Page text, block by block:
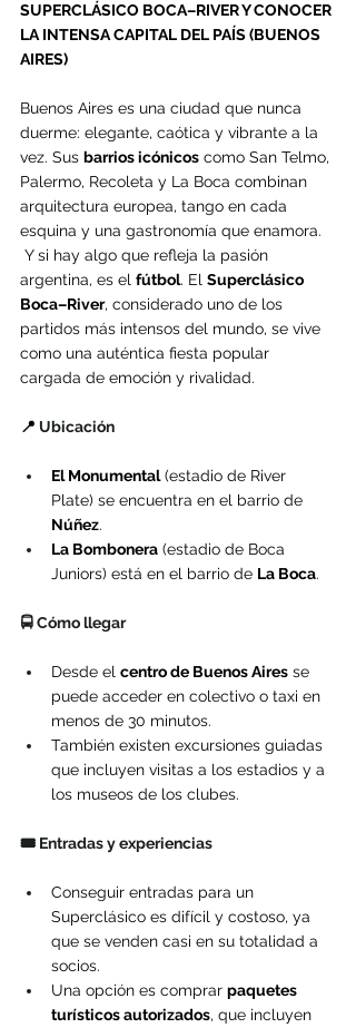
SUPERCLÁSICO BOCA–RIVER Y CONOCER
LA INTENSA CAPITAL DEL PAÍS (BUENOS
AIRES)
Buenos Aires es una ciudad que nunca
duerme: elegante, caótica y vibrante a la
vez. Sus barrios icónicos como San Telmo,
Palermo, Recoleta y La Boca combinan
arquitectura europea, tango en cada
esquina y una gastronomía que enamora.
Y si hay algo que refleja la pasión
argentina, es el fútbol. El Superclásico
Boca–River, considerado uno de los
partidos más intensos del mundo, se vive
como una auténtica fiesta popular
cargada de emoción y rivalidad.
📍 Ubicación
El Monumental (estadio de River
Plate) se encuentra en el barrio de
Núñez.
La Bombonera (estadio de Boca
Juniors) está en el barrio de La Boca.
🚍 Cómo llegar
Desde el centro de Buenos Aires se
puede acceder en colectivo o taxi en
menos de 30 minutos.
También existen excursiones guiadas
que incluyen visitas a los estadios y a
los museos de los clubes.
🎟️ Entradas y experiencias
Conseguir entradas para un
Superclásico es difícil y costoso, ya
que se venden casi en su totalidad a
socios.
Una opción es comprar paquetes
turísticos autorizados, que incluyen